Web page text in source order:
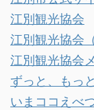
江別観光協会
江別観光協会
江別観光協会
ずっと、もっ
いまココえべ